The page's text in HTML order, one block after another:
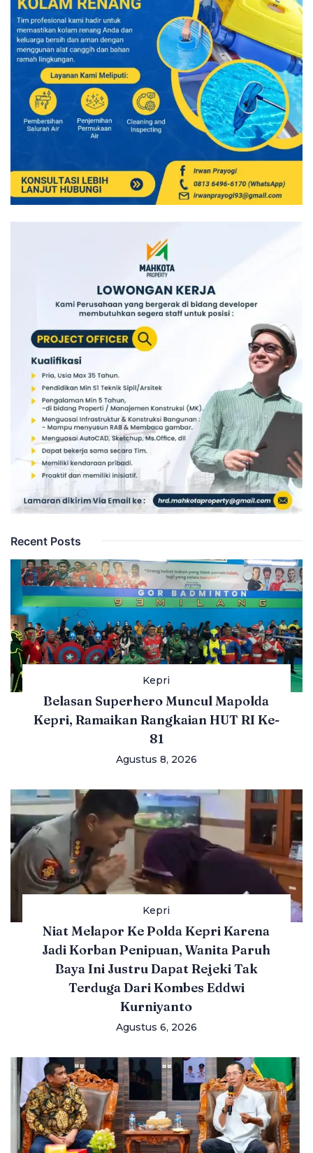
Recent Posts
Kepri
Belasan Superhero Muncul Mapolda
Kepri, Ramaikan Rangkaian HUT RI Ke-
81
Agustus 8, 2026
Kepri
Niat Melapor Ke Polda Kepri Karena
Jadi Korban Penipuan, Wanita Paruh
Baya Ini Justru Dapat Rejeki Tak
Terduga Dari Kombes Eddwi
Kurniyanto
Agustus 6, 2026